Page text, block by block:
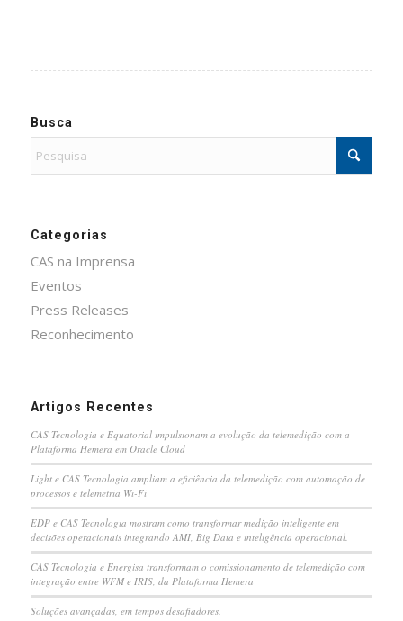
Busca
Categorias
CAS na Imprensa
Eventos
Press Releases
Reconhecimento
Artigos Recentes
CAS Tecnologia e Equatorial impulsionam a evolução da telemedição com a
Plataforma Hemera em Oracle Cloud
Light e CAS Tecnologia ampliam a eficiência da telemedição com automação de
processos e telemetria Wi-Fi
EDP e CAS Tecnologia mostram como transformar medição inteligente em
decisões operacionais integrando AMI, Big Data e inteligência operacional.
CAS Tecnologia e Energisa transformam o comissionamento de telemedição com
integração entre WFM e IRIS, da Plataforma Hemera
Soluções avançadas, em tempos desafiadores.